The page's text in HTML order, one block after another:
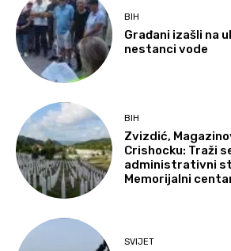
BIH
Građani izašli na
nestanci vode
BIH
Zvizdić,
Crishocku: Traži
administrativni
Memorijalni
SVIJET